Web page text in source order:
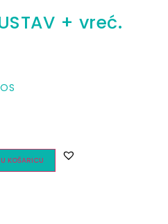
+ vreć.
KOŠARICU